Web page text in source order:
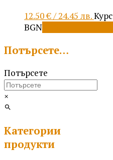
12.50€/ 24.45 лв.
BGN
Потърсете…
Потърсете
×
Категории
продукти